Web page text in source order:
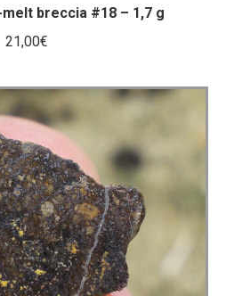
melt breccia #18 – 1,7 g
21,00€